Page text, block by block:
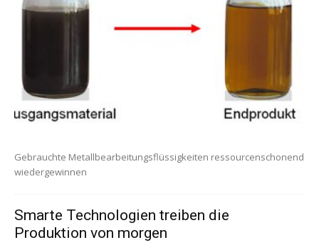
Gebrauchte Metallbearbeitungsflüssigkeiten ressourcenschonend
wiedergewinnen
Smarte Technologien treiben die
Produktion von morgen